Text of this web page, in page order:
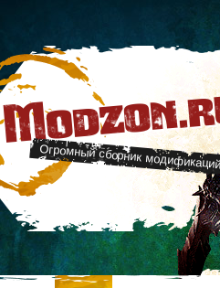
Огромный сборник